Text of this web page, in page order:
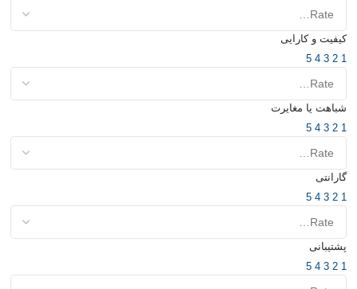
کیفیت و کارایی
1
2
3
4
5
شباهت یا مغایرت
1
2
3
4
5
گارانتی
1
2
3
4
5
پشتیبانی
1
2
3
4
5